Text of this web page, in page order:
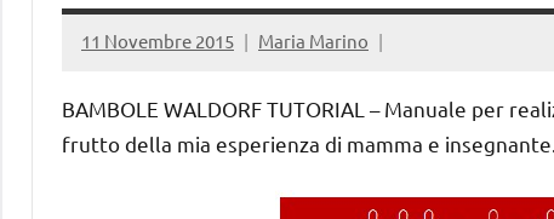
11 Novembre 2015 Maria Marino
BAMBOLE WALDORF TUTORIAL – Manuale per
frutto della mia esperienza di mamma e insegnante.